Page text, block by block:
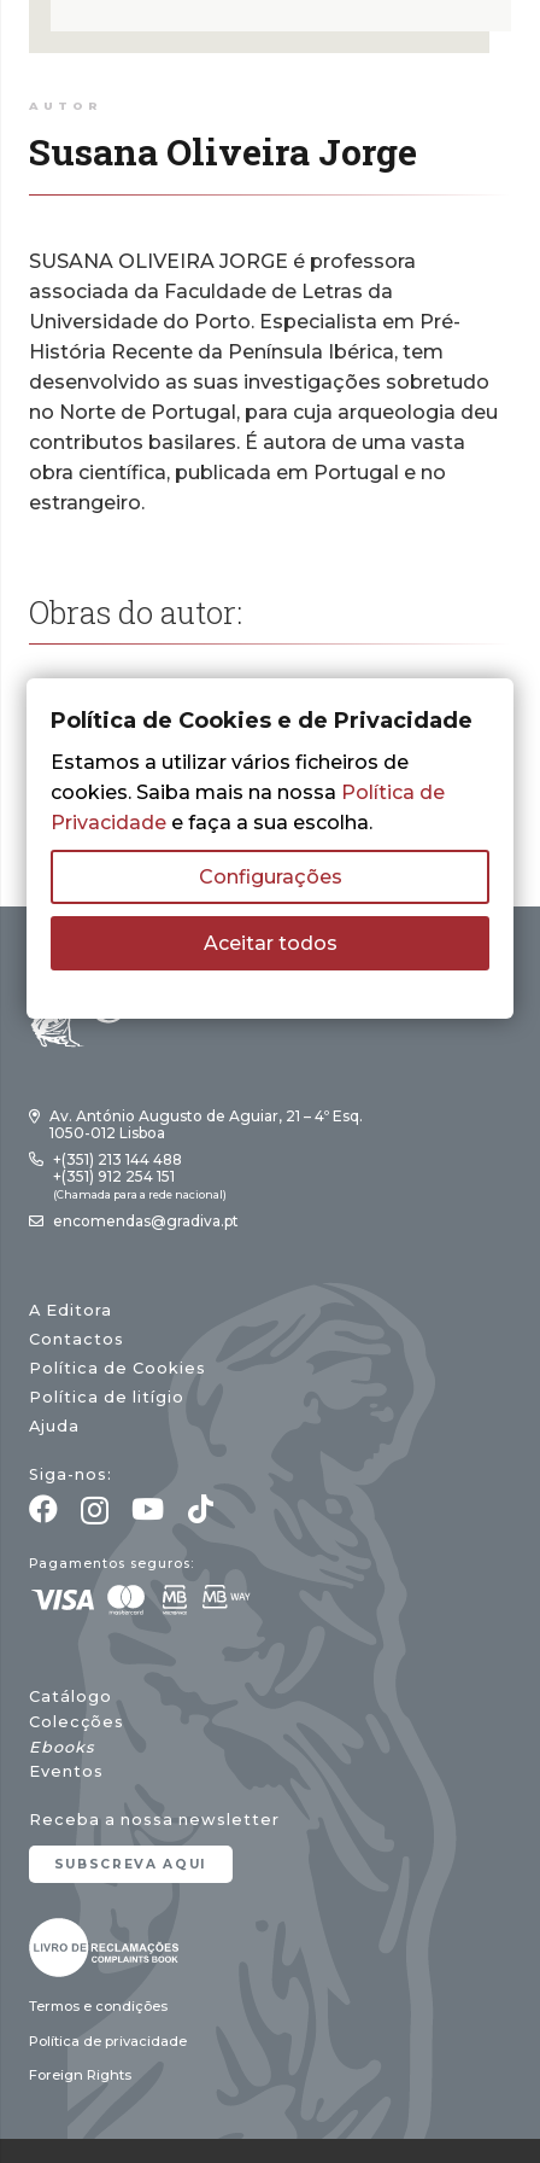
AUTOR
Susana Oliveira Jorge
SUSANA OLIVEIRA JORGE é professora
associada da Faculdade de Letras da
Universidade do Porto. Especialista em Pré-
História Recente da Península Ibérica, tem
desenvolvido as suas investigações sobretudo
no Norte de Portugal, para cuja arqueologia deu
contributos basilares. É autora de uma vasta
obra científica, publicada em Portugal e no
estrangeiro.
Obras do autor:
Av. António Augusto de Aguiar, 21 – 4º Esq.
1050-012 Lisboa
+(351) 213 144 488
+(351) 912 254 151
(Chamada para a rede nacional)
encomendas@gradiva.pt
A Editora
Contactos
Política de Cookies
Política de litígio
Ajuda
Siga-nos:
Pagamentos seguros:
Catálogo
Colecções
Ebooks
Eventos
Receba a nossa newsletter
SUBSCREVA AQUI
Termos e condições
Política de privacidade
Foreign Rights
Política de Cookies e de Privacidade
Estamos a utilizar vários ficheiros de
cookies. Saiba mais na nossa Política de
Privacidade e faça a sua escolha.
Configurações
Aceitar todos